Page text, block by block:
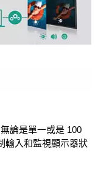
論是單一或是 100
輸入和監視顯示器狀